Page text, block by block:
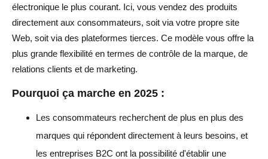
électronique le plus courant. Ici, vous vendez des produits
directement aux consommateurs, soit via votre propre site
Web, soit via des plateformes tierces. Ce modèle vous offre la
plus grande flexibilité en termes de contrôle de la marque, de
relations clients et de marketing.
Pourquoi ça marche en 2025 :
Les consommateurs recherchent de plus en plus des
marques qui répondent directement à leurs besoins, et
les entreprises B2C ont la possibilité d'établir une